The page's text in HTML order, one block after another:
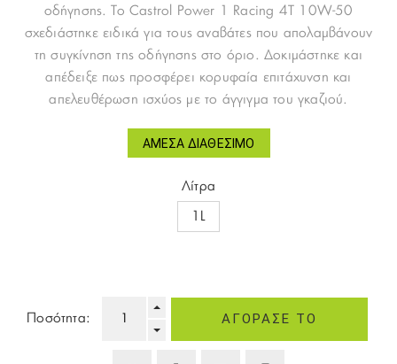
οδήγησης. Το Castrol Power 1 Racing 4T 10W-50
σχεδιάστηκε ειδικά για τους αναβάτες που απολαμβάνουν
τη συγκίνηση της οδήγησης στο όριο. Δοκιμάστηκε και
απέδειξε πως προσφέρει κορυφαία επιτάχυνση και
απελευθέρωση ισχύος με το άγγιγμα του γκαζιού.
Λίτρα
1L
ΆΜΕΣΑ ΔΙΑΘΈΣΙΜΟ
Ποσότητα: